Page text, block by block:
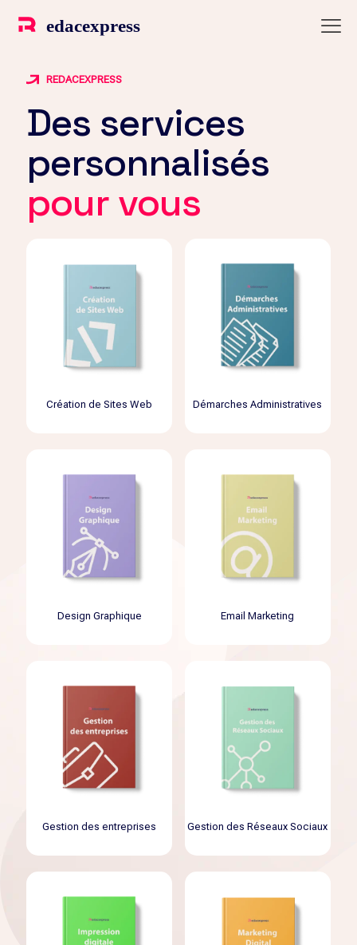
REDACEXPRESS
Des services
personnalisés
pour vous
Création de Sites Web Démarches Administratives
Design Graphique Email Marketing
Gestion des entreprises Gestion des Réseaux Sociaux